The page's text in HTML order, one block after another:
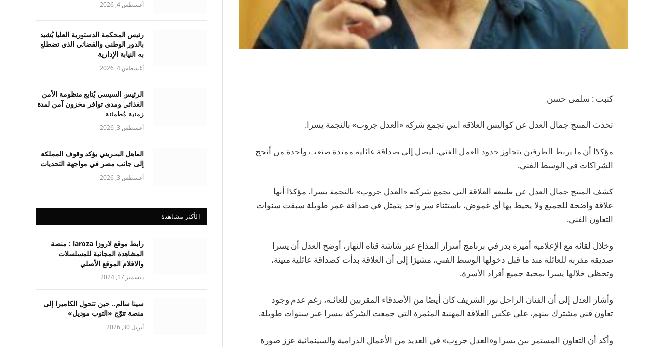
كتبت : سلمى حسن
تحدث المنتج جمال العدل عن كواليس العلاقة التي تجمع شركة «العدل جروب» بالنجمة يسرا.
مؤكدًا أن ما يربط الطرفين يتجاوز حدود العمل الفني، ليصل إلى صداقة عائلية ممتدة صنعت واحدة من أنجح
الشراكات في الوسط الفني.
كشف المنتج جمال العدل عن طبيعة العلاقة التي تجمع شركته «العدل جروب» بالنجمة يسرا، مؤكدًا أنها
علاقة واضحة للجميع ولا يحيط بها أي غموض، باستثناء سر واحد يتمثل في صداقة عمر طويلة سبقت سنوات
التعاون الفني.
وخلال لقائه مع الإعلامية أميرة بدر في برنامج أسرار المذاع عبر شاشة قناة النهار، أوضح العدل أن يسرا
صديقة مقربة للعائلة منذ ما قبل دخولها الوسط الفني، مشيرًا إلى أن العلاقة بدأت كصداقة عائلية متينة،
وتحظى خلالها يسرا بمحبة جميع أفراد الأسرة.
وأشار العدل إلى أن الفنان الراحل نور الشريف كان أيضًا من الأصدقاء المقربين للعائلة، رغم عدم وجود
تعاون فني مشترك بينهم، على عكس العلاقة المهنية المثمرة التي جمعت الشركة بيسرا عبر سنوات طويلة.
وأكد أن التعاون المستمر بين يسرا و«العدل جروب» في العديد من الأعمال الدرامية والسينمائية عزز صورة
أغسطس 4, 2026
رئيس المحكمة الدستورية العليا يُشيد
بالدور الوطني والقضائي الذي تضطلع
به النيابة الإدارية
أغسطس 4, 2026
الرئيس السيسي يُتابع منظومة الأمن
الغذائي ومدى توافر مخزون آمن لمدة
زمنية مُطمئنة
أغسطس 3, 2026
العاهل البحريني يؤكد وقوف المملكة
إلى جانب مصر في مواجهة التحديات
أغسطس 3, 2026
الأكثر مشاهدة
رابط موقع لاروزا laroza : منصة
المشاهدة المجانية للمسلسلات
والافلام الموقع الأصلي
ديسمبر 17, 2024
سينا سالم.. حين تتحول الكاميرا إلى
منصة تتوّج «التوب موديل»
أبريل 30, 2026